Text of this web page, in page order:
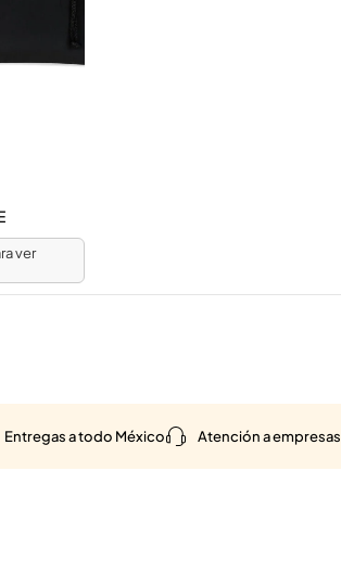
ver
Entregas a todo México Atención a empresas